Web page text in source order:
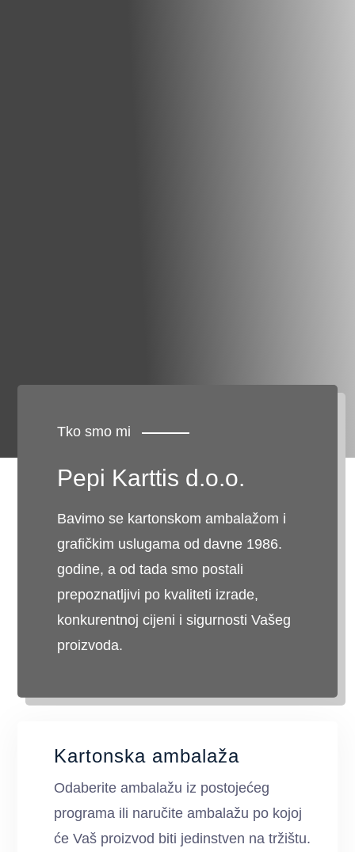
Tko smo mi
Pepi Karttis d.o.o.
Bavimo se kartonskom ambalažom i
grafičkim uslugama od davne 1986.
godine, a od tada smo postali
prepoznatljivi po kvaliteti izrade,
konkurentnoj cijeni i sigurnosti Vašeg
proizvoda.
Kartonska ambalaža
Odaberite ambalažu iz postojećeg
programa ili naručite ambalažu po kojoj
će Vaš proizvod biti jedinstven na tržištu.